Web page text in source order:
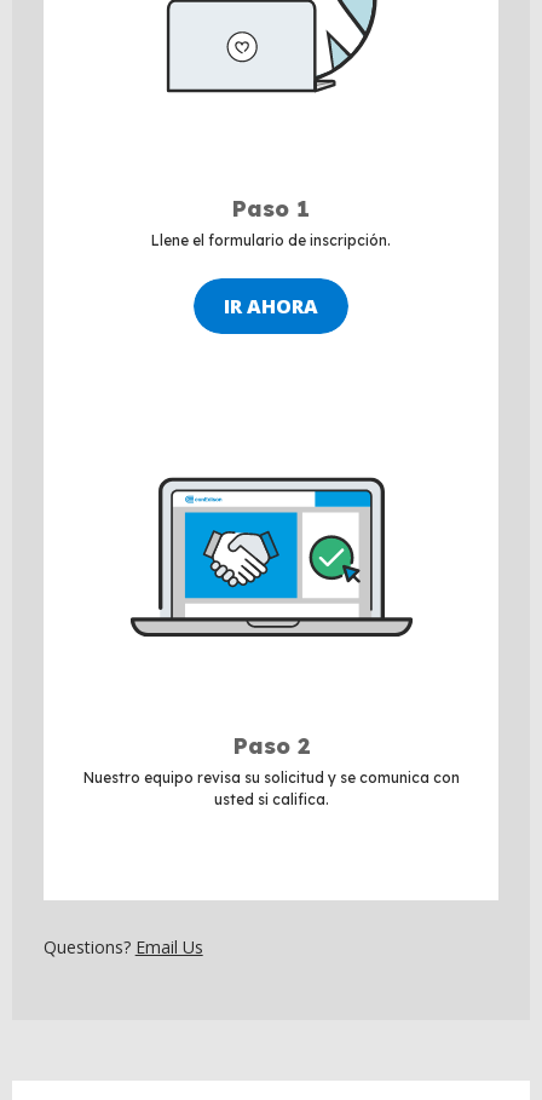
Paso 1
Llene el formulario de inscripción.
IR AHORA
Paso 2
Nuestro equipo revisa su solicitud y se comunica con
usted si califica.
Questions? Email Us